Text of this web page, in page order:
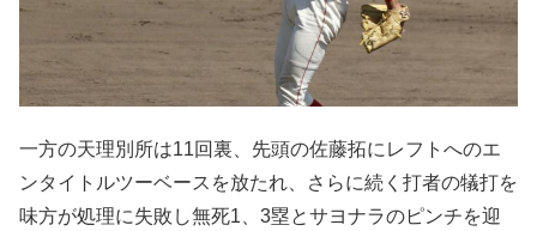
一方の天理別所は11回裏、先頭の佐藤拓にレフトへのエ
ンタイトルツーベースを放たれ、さらに続く打者の犠打を
味方が処理に失敗し無死1、3塁とサヨナラのピンチを迎